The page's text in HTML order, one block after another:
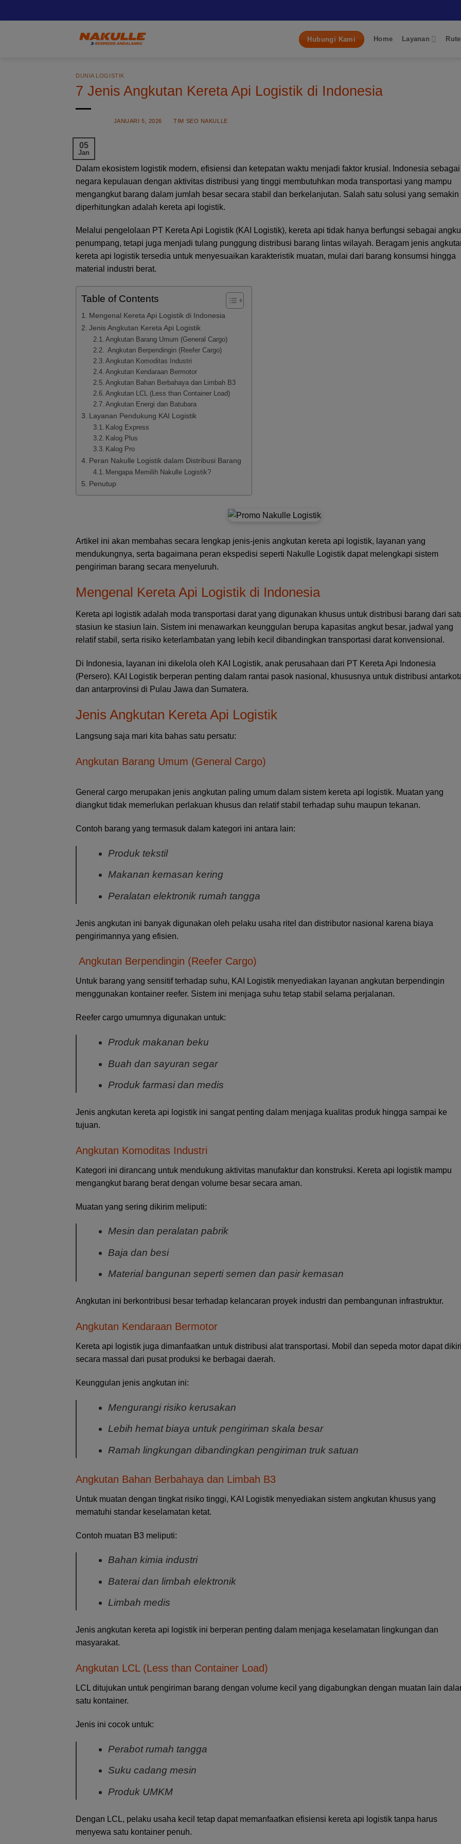
Hubungi Kami Home Layanan
DUNIA LOGISTIK
7 Jenis Angkutan Kereta Api Logistik di Indonesia
JANUARI 5, 2026 BYTIM SEO NAKULLE
05
Jan
Dalam ekosistem logistik modern, efisiensi dan ketepatan waktu menjadi faktor krusial. Indonesia sebagai
negara kepulauan dengan aktivitas distribusi yang tinggi membutuhkan moda transportasi yang mampu
mengangkut barang dalam jumlah besar secara stabil dan berkelanjutan. Salah satu solusi yang semakin
diperhitungkan adalah kereta api logistik.
Melalui pengelolaan PT Kereta Api Logistik (KAI Logistik), kereta api tidak hanya berfungsi sebagai
penumpang, tetapi juga menjadi tulang punggung distribusi barang lintas wilayah. Beragam jenis
kereta api logistik tersedia untuk menyesuaikan karakteristik muatan, mulai dari barang konsumsi hingga
material industri berat.
Table of Contents
Mengenal Kereta Api Logistik di Indonesia
Jenis Angkutan Kereta Api Logistik
Angkutan Barang Umum (General Cargo)
Angkutan Berpendingin (Reefer Cargo)
Angkutan Komoditas Industri
Angkutan Kendaraan Bermotor
Angkutan Bahan Berbahaya dan Limbah B3
Angkutan LCL (Less than Container Load)
Angkutan Energi dan Batubara
Layanan Pendukung KAI Logistik
Kalog Express
Kalog Plus
Kalog Pro
Peran Nakulle Logistik dalam Distribusi Barang
Mengapa Memilih Nakulle Logistik?
Penutup
Artikel ini akan membahas secara lengkap jenis-jenis angkutan kereta api logistik, layanan yang
mendukungnya, serta bagaimana peran ekspedisi seperti Nakulle Logistik dapat melengkapi sistem
pengiriman barang secara menyeluruh.
Mengenal Kereta Api Logistik di Indonesia
Kereta api logistik adalah moda transportasi darat yang digunakan khusus untuk distribusi barang dari
stasiun ke stasiun lain. Sistem ini menawarkan keunggulan berupa kapasitas angkut besar, jadwal yang
relatif stabil, serta risiko keterlambatan yang lebih kecil dibandingkan transportasi darat konvensional.
Di Indonesia, layanan ini dikelola oleh KAI Logistik, anak perusahaan dari PT Kereta Api Indonesia
(Persero). KAI Logistik berperan penting dalam rantai pasok nasional, khususnya untuk distribusi
dan antarprovinsi di Pulau Jawa dan Sumatera.
Jenis Angkutan Kereta Api Logistik
Langsung saja mari kita bahas satu persatu:
Angkutan Barang Umum (General Cargo)
General cargo merupakan jenis angkutan paling umum dalam sistem kereta api logistik. Muatan yang
diangkut tidak memerlukan perlakuan khusus dan relatif stabil terhadap suhu maupun tekanan.
Contoh barang yang termasuk dalam kategori ini antara lain:
Produk tekstil
Makanan kemasan kering
Peralatan elektronik rumah tangga
Jenis angkutan ini banyak digunakan oleh pelaku usaha ritel dan distributor nasional karena biaya
pengirimannya yang efisien.
Angkutan Berpendingin (Reefer Cargo)
Untuk barang yang sensitif terhadap suhu, KAI Logistik menyediakan layanan angkutan berpendingin
menggunakan kontainer reefer. Sistem ini menjaga suhu tetap stabil selama perjalanan.
Reefer cargo umumnya digunakan untuk:
Produk makanan beku
Buah dan sayuran segar
Produk farmasi dan medis
Jenis angkutan kereta api logistik ini sangat penting dalam menjaga kualitas produk hingga sampai ke
tujuan.
Angkutan Komoditas Industri
Kategori ini dirancang untuk mendukung aktivitas manufaktur dan konstruksi. Kereta api logistik mampu
mengangkut barang berat dengan volume besar secara aman.
Muatan yang sering dikirim meliputi:
Mesin dan peralatan pabrik
Baja dan besi
Material bangunan seperti semen dan pasir kemasan
Angkutan ini berkontribusi besar terhadap kelancaran proyek industri dan pembangunan infrastruktur.
Angkutan Kendaraan Bermotor
Kereta api logistik juga dimanfaatkan untuk distribusi alat transportasi. Mobil dan sepeda motor dapat
secara massal dari pusat produksi ke berbagai daerah.
Keunggulan jenis angkutan ini:
Mengurangi risiko kerusakan
Lebih hemat biaya untuk pengiriman skala besar
Ramah lingkungan dibandingkan pengiriman truk satuan
Angkutan Bahan Berbahaya dan Limbah B3
Untuk muatan dengan tingkat risiko tinggi, KAI Logistik menyediakan sistem angkutan khusus yang
mematuhi standar keselamatan ketat.
Contoh muatan B3 meliputi:
Bahan kimia industri
Baterai dan limbah elektronik
Limbah medis
Jenis angkutan kereta api logistik ini berperan penting dalam menjaga keselamatan lingkungan dan
masyarakat.
Angkutan LCL (Less than Container Load)
LCL ditujukan untuk pengiriman barang dengan volume kecil yang digabungkan dengan muatan lain
satu kontainer.
Jenis ini cocok untuk:
Perabot rumah tangga
Suku cadang mesin
Produk UMKM
Dengan LCL, pelaku usaha kecil tetap dapat memanfaatkan efisiensi kereta api logistik tanpa harus
menyewa satu kontainer penuh.